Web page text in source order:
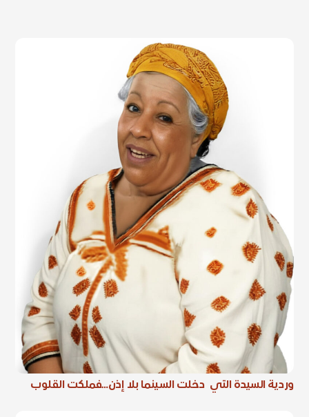
وردية السيدة التي دخلت السينما بلا إذن…فملكت القلوب